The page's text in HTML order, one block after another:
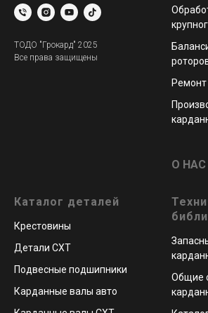
ТОДО "Грокард" 2025
Все права защищены
Ремонт
О НАС
Каталог деталей
Крестовины
Детали СХТ
Подвесные подшипники
Карданные валы авто
Общие